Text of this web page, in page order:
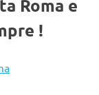
Roma e
!